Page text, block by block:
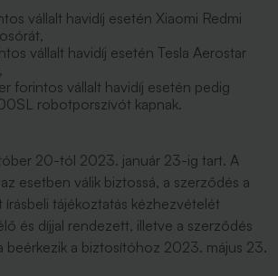
vállalt havidíj esetén Xiaomi Redmi
vállalt havidíj esetén Tesla Aerostar
forintos vállalt havidíj esetén pedig
robotporszívót kapnak.
20-tól 2023. január 23-ig tart. A
esetben válik biztossá, a szerződés a
tájékoztatás kézhezvételét
és díjjal rendezett, illetve a szerződés
beérkezik a biztosítóhoz 2023. május 23.